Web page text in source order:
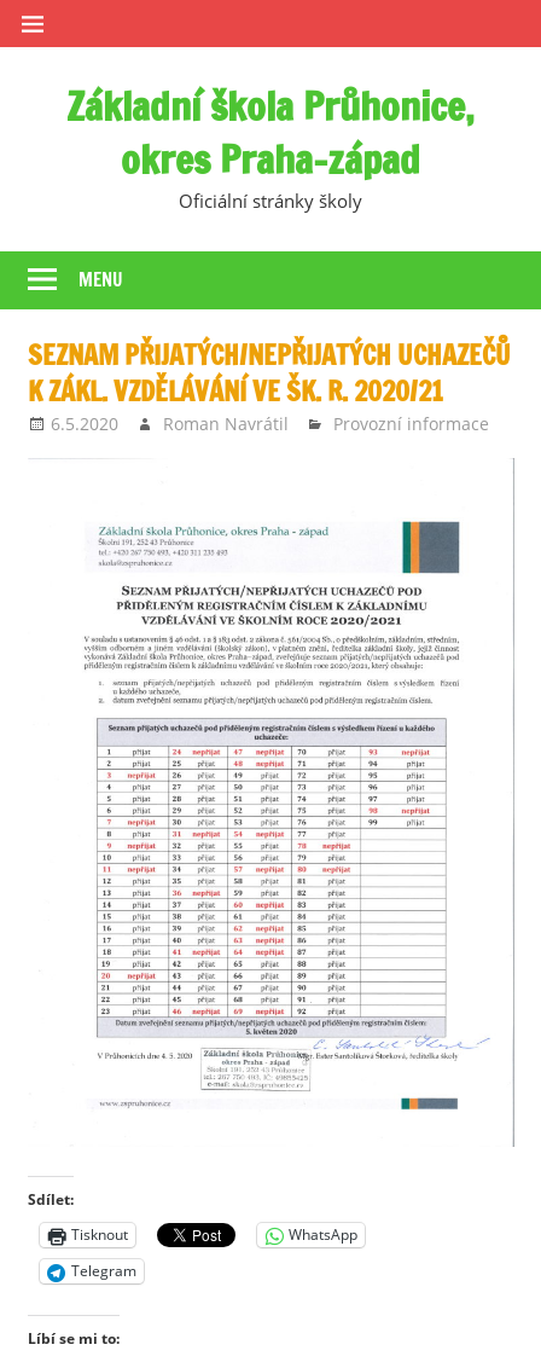
Skip
to
Základní škola Průhonice,
okres Praha-západ
Oficiální stránky školy
MENU
SEZNAM PŘIJATÝCH/NEPŘIJATÝCH UCHAZEČŮ
K ZÁKL. VZDĚLÁVÁNÍ VE ŠK. R. 2020/21
6.5.2020 Roman Navrátil Provozní informace
Sdílet:
Tisknout
WhatsApp
Telegram
Líbí se mi to: